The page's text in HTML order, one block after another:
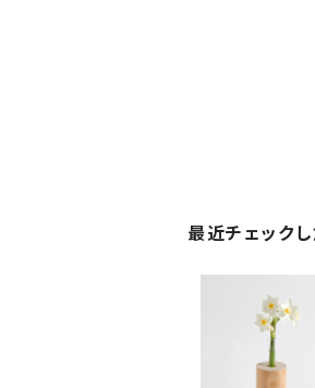
最近チェック